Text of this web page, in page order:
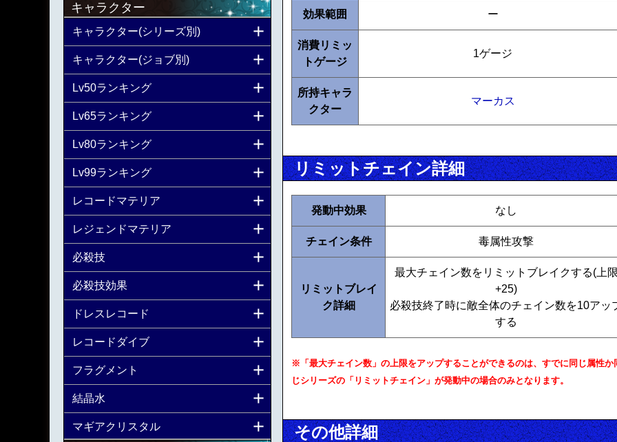
効果範囲 ー
消費リミッ
トゲージ
1ゲージ
所持キャラ
クター
マーカス
リミットチェイン詳細
発動中効果 なし
チェイン条件 毒属性攻撃
リミットブレイ
ク詳細
最大チェイン数をリミットブレイクする(上
+25)
必殺技終了時に敵全体のチェイン数を10アッ
する
※「最大チェイン数」の上限をアップすることができるのは、すでに同じ属性か
じシリーズの「リミットチェイン」が発動中の場合のみとなります。
その他詳細
キャラクター
キャラクター(シリーズ別)
キャラクター(ジョブ別)
Lv50ランキング
Lv65ランキング
Lv80ランキング
Lv99ランキング
レコードマテリア
レジェンドマテリア
必殺技
必殺技効果
ドレスレコード
レコードダイブ
フラグメント
結晶水
マギアクリスタル